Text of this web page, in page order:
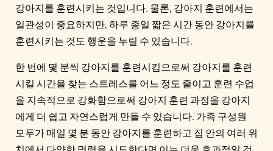
강아지를 훈련시키는 것입니다. 물론, 강아지 훈련에서는
일관성이 중요하지만, 하루 종일 짧은 시간 동안 강아지를
훈련시키는 것도 행운을 누릴 수 있습니다.
한 번에 몇 분씩 강아지를 훈련시킴으로써 강아지를 훈련
시킬 시간을 찾는 스트레스를 어느 정도 줄이고 훈련 수업
을 지속적으로 강화함으로써 강아지 훈련 과정을 강아지
에게 더 쉽고 자연스럽게 만들 수 있습니다. 가족 구성원
모두가 매일 몇 분 동안 강아지를 훈련하고 집 안의 여러 위